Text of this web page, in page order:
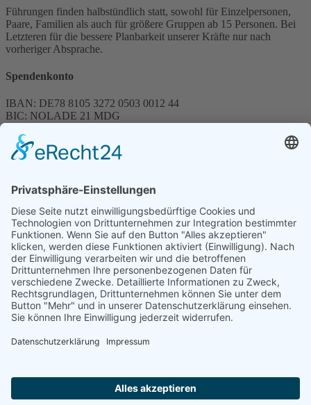
Führungen finden halbstündlich statt, sowohl für Einzelpersonen,
Paare, Familien als auch für größere Gruppen ab 15 Personen. Bei
Letzteren für die bessere Planbarkeit unserer Kräfte nur nach
vorheriger Absprache.
Spendenkonto
IBAN: DE78 8105 3272 0503 0012 44
BIC: NOLADE 21 MDG
Spenden können steuerlich abgesetzt werden
Förderung
© 1987 – 2025
Storchenhof Loburg e.V.
Alle Rechte vorbehalten.
Cookie-Einstellungen
Navigation überspringen
Impressum
Haftungsausschluss
Facebook